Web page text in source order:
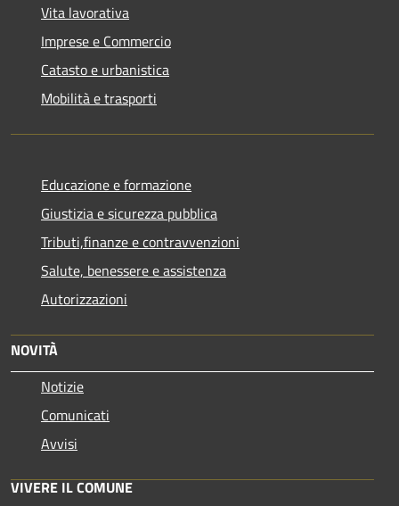
Vita lavorativa
Imprese e Commercio
Catasto e urbanistica
Mobilità e trasporti
Educazione e formazione
Giustizia e sicurezza pubblica
Tributi,finanze e contravvenzioni
Salute, benessere e assistenza
Autorizzazioni
NOVITÀ
Notizie
Comunicati
Avvisi
VIVERE IL COMUNE